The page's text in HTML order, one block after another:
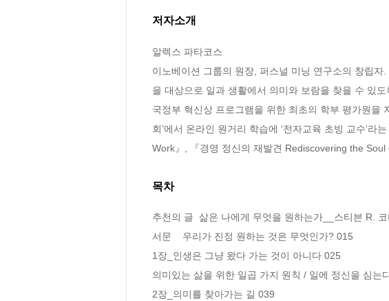
저자소개
알렉스 파타코스
이노베이션 그룹의 원장, 퍼스널 미닝 연구소의 창립
을 대상으로 일과 생활에서 의미와 보람을 찾을 수 있
국정부 혁신상 프로그램을 위한 최초의 학부 평가원을
회’에서 온라인 원거리 학습에 ‘전자교육 초빙 교수’
Work』, 『경영 정신의 재발견 Rediscovering the Soul
목차
추천의 글  삶은 나에게 무엇을 원하는가__스티븐 R.
서문    우리가 진정 원하는 것은 무엇인가? 015
1장_인생은 그냥 왔다 가는 것이 아니다 025
의미있는 삶을 위한 일곱 가지 원칙 / 일에 정신을 심는
2장_의미를 찾아가는 길 039